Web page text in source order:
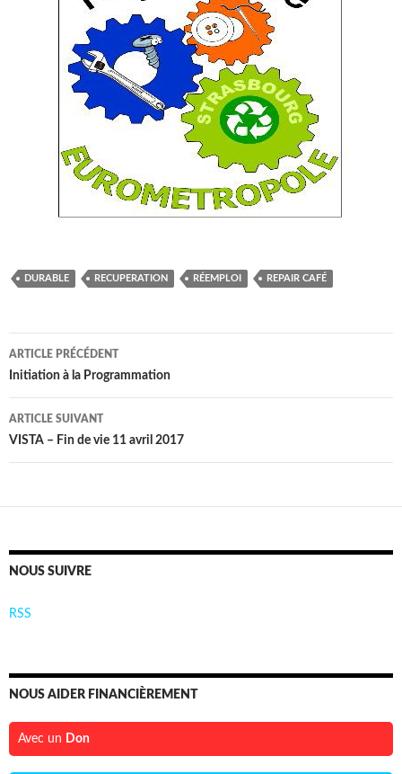
DURABLE RECUPERATION RÉEMPLOI REPAIR CAFÉ
Navigation
des
articles
ARTICLE PRÉCÉDENT
Initiation à la Programmation
ARTICLE SUIVANT
VISTA – Fin de vie 11 avril 2017
NOUS SUIVRE
RSS
NOUS AIDER FINANCIÈREMENT
Avec un Don